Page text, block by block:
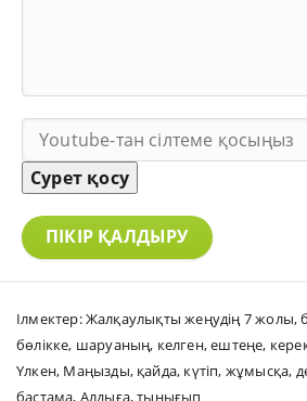
Сурет қосу
ПІКІР ҚАЛДЫРУ
Ілмектер:Жалқаулықты жеңудің 7 жолы,
бөлікке, шаруаның, келген,ештеңе,
Үлкен, Маңызды, қайда, күтіп, жұмысқа,
бастама, Алдыға,тыңығып